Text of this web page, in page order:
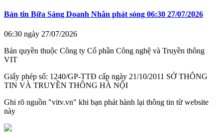
Bản tin Bữa Sáng Doanh Nhân phát sóng 06:30 27/07/2026
06:30 ngày 27/07/2026
Bản quyền thuộc Công ty Cổ phần Công nghệ và Truyền thông
VIT
Giấy phép số: 1240/GP-TTĐ cấp ngày 21/10/2011 SỞ THÔNG
TIN VÀ TRUYỀN THÔNG HÀ NỘI
Ghi rõ nguồn "vitv.vn" khi bạn phát hành lại thông tin từ website
này